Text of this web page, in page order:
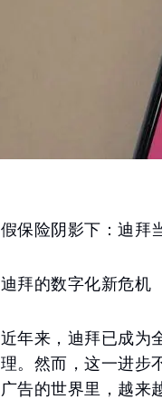
假保险阴影下：迪拜
迪拜的数字化新危机
近年来，迪拜已成为
理。然而，这一进步
广告的世界里，越来